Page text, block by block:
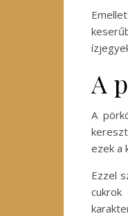
A
A
ezek a
Ezzel